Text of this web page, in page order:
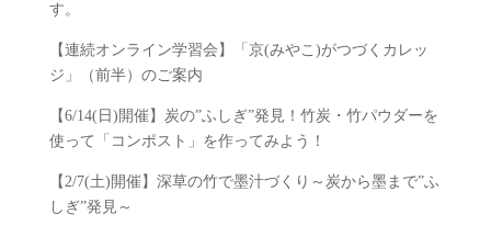
す。
【連続オンライン学習会】「京(みやこ)がつづくカレッ
ジ」（前半）のご案内
【6/14(日)開催】炭の”ふしぎ”発見！竹炭・竹パウダーを
使って「コンポスト」を作ってみよう！
【2/7(土)開催】深草の竹で墨汁づくり～炭から墨まで”ふ
しぎ”発見～